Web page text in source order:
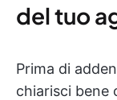
del tuo
Prima di
chiarisci bene